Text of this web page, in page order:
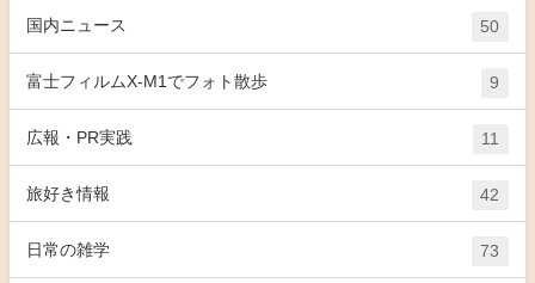
国内ニュース 50
富士フィルムX-M1でフォト散歩 9
広報・PR実践 11
旅好き情報 42
日常の雑学 73